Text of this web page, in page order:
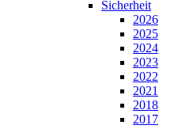
Sicherheit
2026
2025
2024
2023
2022
2021
2018
2017